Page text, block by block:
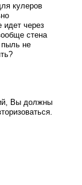
кулеров
идет через
стена
не
Вы должны